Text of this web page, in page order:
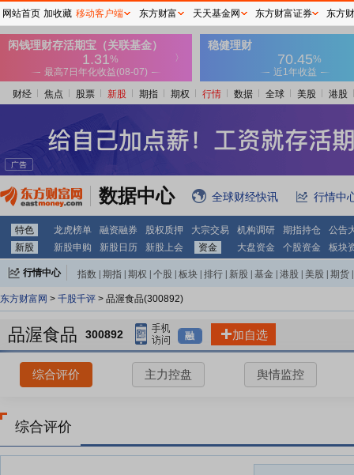
财经 焦点 股票 新股 期指 期权 行情 数据 全球 美股 港股
数据中心 全球财经快讯 行情中
特色 龙虎榜单 融资融券 股权质押 大宗交易 机构调研 期指持仓
公告
新股
新股申购 新股日历 新股上会 资金 大盘资金 个股资金 板块
行情中心 指数 期指 期权 个股 板块 排行 新股 基金 港股 美股 期货
东方财富网 > 千股千评 > 品渥食品(300892)
品渥食品 300892 融 加自选
综合评价 主力控盘 舆情监控
综合评价
网站首页 加收藏 移动客户端 东方财富 天天基金网 东方财富证券 东方